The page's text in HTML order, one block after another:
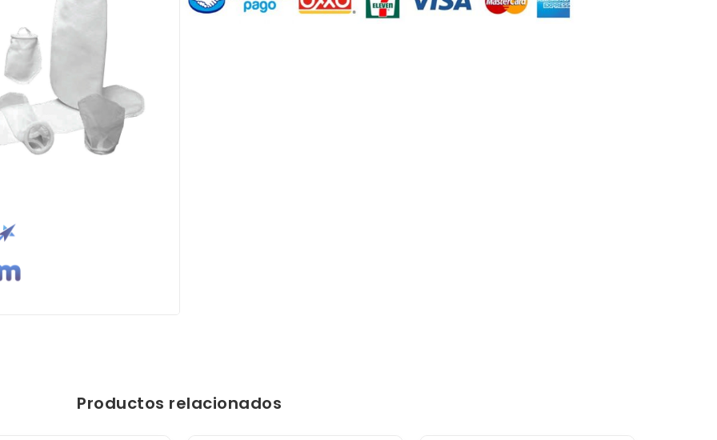
Productos relacionados